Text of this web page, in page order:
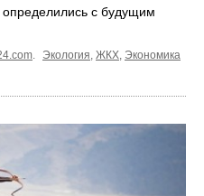
с будущим
. Экология, ЖКХ, Экономика